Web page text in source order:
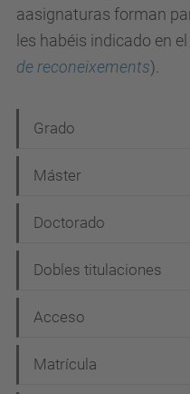
aasignaturas forman
les habéis indicado en
de reconeixements).
a
v
g
a
i
ó
Grado
Máster
Doctorado
Dobles titulaciones
Acceso
Matrícula